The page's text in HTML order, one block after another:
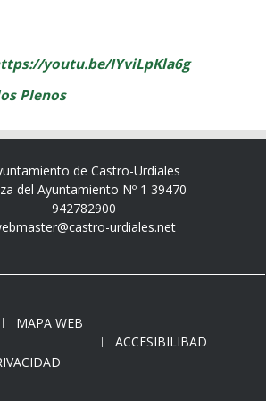
youtu.be/IYviLpKla6g
Plenos
de Castro-Urdiales
del Ayuntamiento Nº 1 39470
942782900
urdiales.net
MAPA WEB
ACCESIBILIBAD